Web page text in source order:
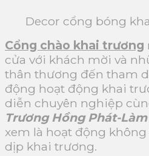
Decor cổng bóng
Cổng chào khai trương
cửa với khách mời và
thân thương đến tham
động hoạt động khai
diễn chuyên nghiệp
Trương Hồng Phát-
xem là hoạt động
dịp khai trương.